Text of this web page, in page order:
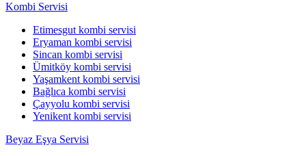
Kombi Servisi
Etimesgut kombi servisi
Eryaman kombi servisi
Sincan kombi servisi
Ümitköy kombi servisi
Yaşamkent kombi servisi
Bağlıca kombi servisi
Çayyolu kombi servisi
Yenikent kombi servisi
Beyaz Eşya Servisi